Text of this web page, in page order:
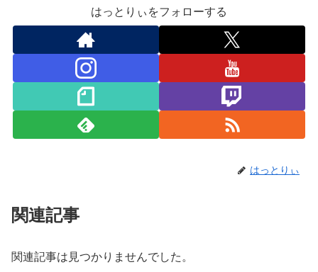
はっとりぃをフォローする
はっとりぃ
関連記事
関連記事は見つかりませんでした。